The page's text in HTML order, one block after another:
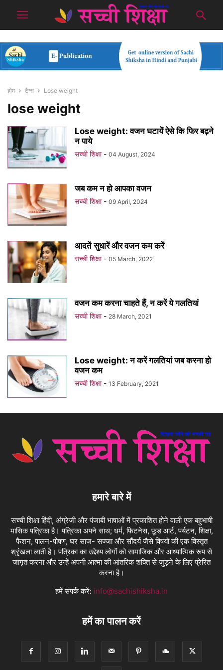
होम टैग्स Lose weight
lose weight
Lose weight: वजन घटायें ऐसे कि फिर बढ़ने
न पाये
सच्ची शिक्षा - 04 August, 2024
जब कम न हो आपका वजन
सच्ची शिक्षा - 09 April, 2024
आदतें सुधारें और वजन कम करें
सच्ची शिक्षा - 05 March, 2022
वजन कम करना चाहते हैं, न करें ये गलतियां
सच्ची शिक्षा - 28 March, 2021
Lose weight: न करें गलतियां जब करना हो
वजन कम
सच्ची शिक्षा - 13 February, 2021
हमारे बारे में
सच्ची शिक्षा हिंदी, अंग्रेजी और पंजाबी भाषाओं में प्रकाशित होने वाली एक बहुभाषी
मासिक पत्रिका है। पत्रिका अपने साथ; धर्म, फिटनेस, फ़ूड आर्ट, पर्यटन, शिक्षा,
फैशन, पालन-पोषण, घर साज- सज्जा और सौंदर्य जैसे विषयों की एक विस्तृत
श्रृंखला लाती है। पत्रिका का उद्देश्य लोगों को सामाजिक और आध्यात्मिक रूप से
जागृत करना और उन्हें अपनी आत्मा की आंतरिक शक्ति से जुड़ने के लिए प्रेरित
करना है।
हमें संपर्क करें: info@sachishiksha.in
हमें का पालन करें